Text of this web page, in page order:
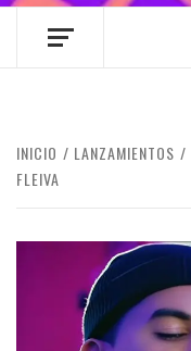
INICIO LANZAMIENTOS
FLEIVA